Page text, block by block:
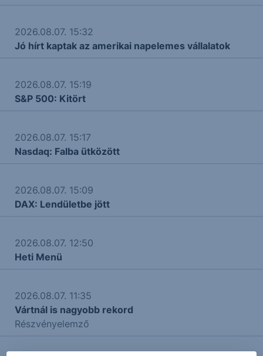
2026.08.07. 15:32
Jó hírt kaptak az amerikai napelemes vállalatok
2026.08.07. 15:19
S&P 500: Kitört
2026.08.07. 15:17
Nasdaq: Falba ütközött
2026.08.07. 15:09
DAX: Lendületbe jött
2026.08.07. 12:50
Heti Menü
2026.08.07. 11:35
Vártnál is nagyobb rekord
Részvényelemző